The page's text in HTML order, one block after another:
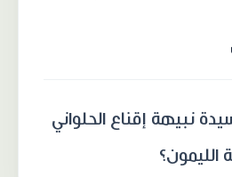
نبيهة إقناع الحلواني
الليمون؟